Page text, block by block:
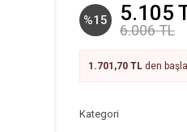
%15 5.105
6.006 TL
1.701,70 TL den
Kategori